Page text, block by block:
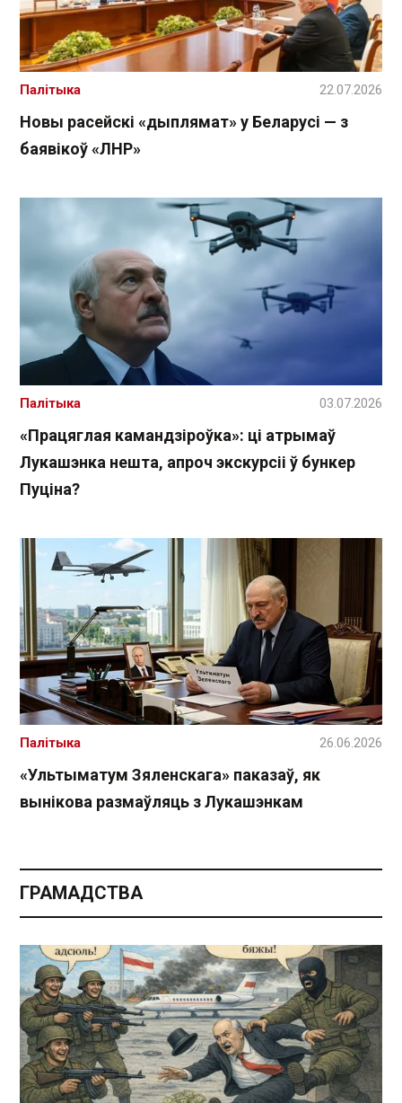
Новы расейскі «дыплямат» у Беларусі — з
баявікоў «ЛНР»
Палітыка 22.07.2026
«Працяглая камандзіроўка»: ці атрымаў
Лукашэнка нешта, апроч экскурсіі ў бункер
Пуціна?
Палітыка 03.07.2026
«Ультыматум Зяленскага» паказаў, як
вынікова размаўляць з Лукашэнкам
Палітыка 26.06.2026
ГРАМАДСТВА